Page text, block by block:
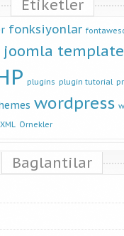
Etiketler
fonksiyonlar
joomla
plugins plugin tutorial
wordpress
XML Örnekler
Baglantilar